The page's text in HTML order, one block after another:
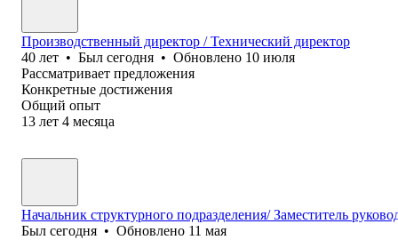
Производственный директор / Технический директор
40 лет • Был сегодня • Обновлено 10 июля
Рассматривает предложения
Конкретные достижения
Общий опыт
13 лет 4 месяца
Начальник структурного подразделения/ Заместитель
Был сегодня • Обновлено 11 мая